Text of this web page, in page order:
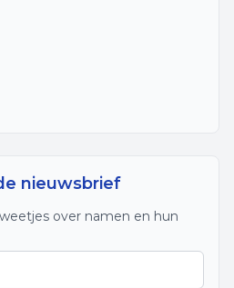
nieuwsbrief
over namen en hun